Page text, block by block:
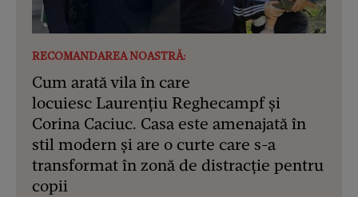
RECOMANDAREA NOASTRĂ:
Cum arată vila în care
locuiesc Laurențiu Reghecampf și
Corina Caciuc. Casa este amenajată în
stil modern și are o curte care s-a
transformat în zonă de distracție pentru
copii